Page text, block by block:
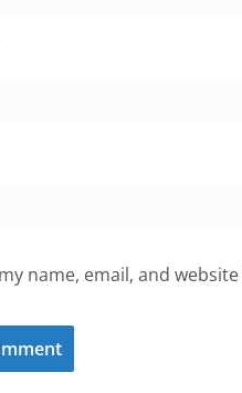
name, email, and